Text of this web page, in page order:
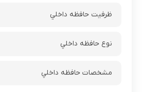
ظرفيت حافظه داخلي
نوع حافظه داخلي
مشخصات حافظه داخلي